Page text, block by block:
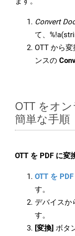
Convert
て、
OTT から
ンスの
OTT をオ
簡単な手順
OTT を PDF に変
OTT を
す。
デバイスか
す。
[変換] ボタ